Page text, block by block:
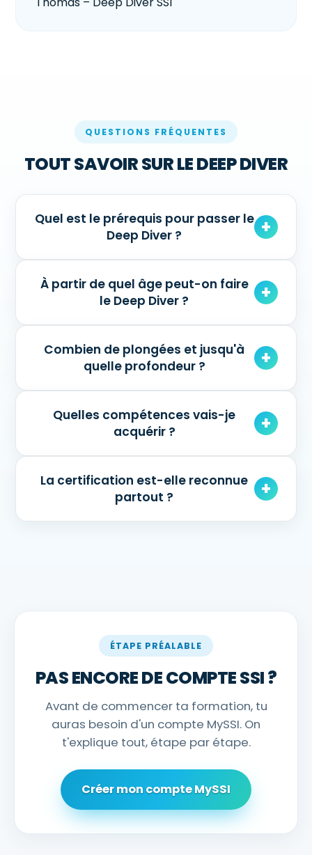
QUESTIONS FRÉQUENTES
TOUT SAVOIR SUR LE DEEP DIVER
Quel est le prérequis pour passer le
Deep Diver ?
À partir de quel âge peut-on faire
le Deep Diver ?
Combien de plongées et jusqu'à
quelle profondeur ?
Quelles compétences vais-je
acquérir ?
La certification est-elle reconnue
partout ?
ÉTAPE PRÉALABLE
PAS ENCORE DE COMPTE SSI ?
Avant de commencer ta formation, tu
auras besoin d'un compte MySSI. On
t'explique tout, étape par étape.
Créer mon compte MySSI